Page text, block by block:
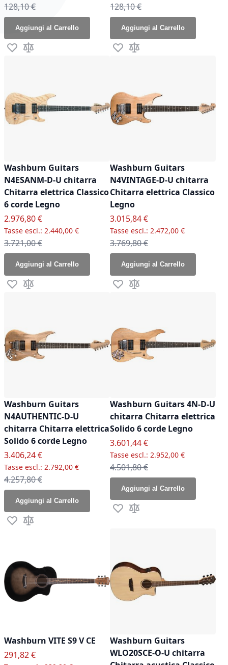
Prezzo normale
128,10 €
Aggiungi al Carrello
Aggiungi alla lista desideri
Aggiungi al confronto
Prezzo normale
128,10 €
Aggiungi al Carrello
Aggiungi alla lista desideri
Aggiungi al confronto
Washburn Guitars
N4ESANM-D-U chitarra
Chitarra elettrica Classico
6 corde Legno
Prezzo speciale
2.976,80 €
2.440,00 €
Prezzo normale
3.721,00 €
Aggiungi al Carrello
Aggiungi alla lista desideri
Aggiungi al confronto
Washburn Guitars
N4VINTAGE-D-U chitarra
Chitarra elettrica Classico
Legno
Prezzo speciale
3.015,84 €
2.472,00 €
Prezzo normale
3.769,80 €
Aggiungi al Carrello
Aggiungi alla lista desideri
Aggiungi al confronto
Washburn Guitars
N4AUTHENTIC-D-U
chitarra Chitarra elettrica
Solido 6 corde Legno
Prezzo speciale
3.406,24 €
2.792,00 €
Prezzo normale
4.257,80 €
Aggiungi al Carrello
Aggiungi alla lista desideri
Aggiungi al confronto
Washburn Guitars 4N-D-U
chitarra Chitarra elettrica
Solido 6 corde Legno
Prezzo speciale
3.601,44 €
2.952,00 €
Prezzo normale
4.501,80 €
Aggiungi al Carrello
Aggiungi alla lista desideri
Aggiungi al confronto
Washburn VITE S9 V CE
Prezzo speciale
291,82 €
Washburn Guitars
WLO20SCE-O-U chitarra